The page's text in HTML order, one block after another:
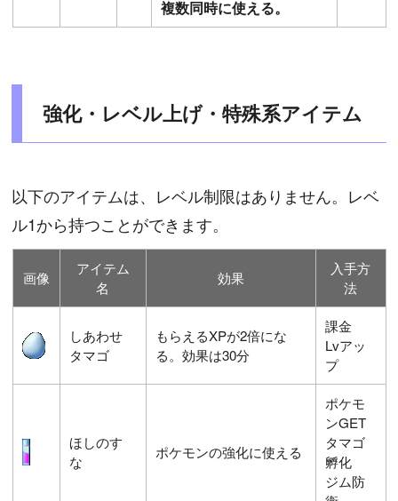
複数同時に使える。
強化・レベル上げ・特殊系アイテム
以下のアイテムは、レベル制限はありません。レベ
ル1から持つことができます。
画像
アイテム
名
効果
入手方
法
しあわせ
タマゴ
もらえるXPが2倍にな
る。効果は30分
課金
Lvアッ
プ
ほしのす
な
ポケモンの強化に使える
ポケモ
ンGET
タマゴ
孵化
ジム防